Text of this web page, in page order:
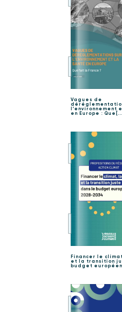
Vagues de
l’environnement
en Europe :
Financer le
et la transition
budget européen